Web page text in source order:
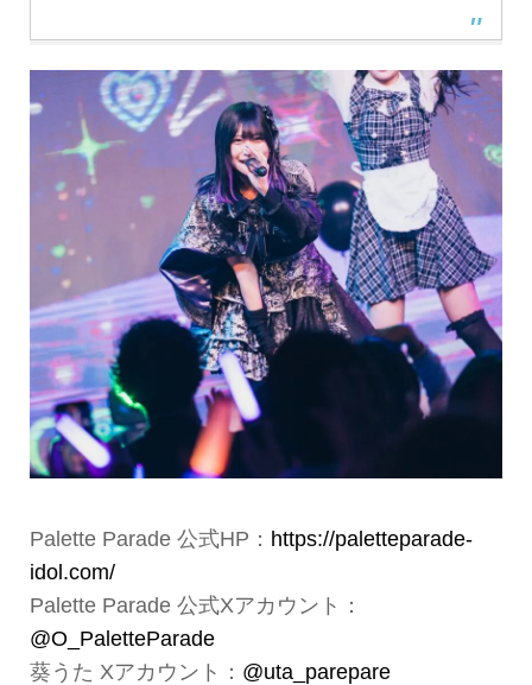
Palette Parade 公式HP： https://paletteparade-
idol.com/
Palette Parade 公式Xアカウント：
@O_PaletteParade
葵うた Xアカウント： @uta_parepare